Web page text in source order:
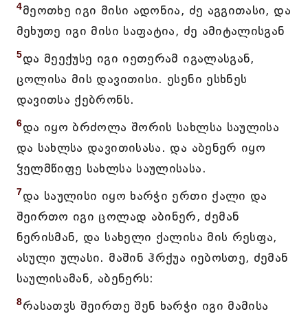
4მეოთხე იგი მისი ადონია, ძე აგგითასი, და
მეხუთე იგი მისი საფატია, ძე ამიტალისგან
5და მეექუსე იგი იეთერამ იგალასგან,
ცოლისა მის დავითისი. ესენი ესხნეს
დავითსა ქებრონს.
6და იყო ბრძოლა შორის სახლსა საულისა
და სახლსა დავითისასა. და აბენერ იყო
ჴელმწიფე სახლსა საულისასა.
7და საულისი იყო ხარჭი ერთი ქალი და
შეირთო იგი ცოლად აბინერ, ძემან
ნერისმან, და სახელი ქალისა მის რესფა,
ასული ულასი. მაშინ ჰრქუა იებოსთე, ძემან
საულისამან, აბენერს:
8რასათჳს შეირთე შენ ხარჭი იგი მამისა